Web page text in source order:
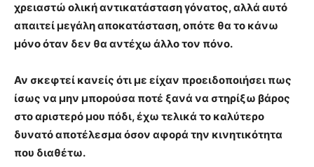
χρειαστώ ολική αντικατάσταση γόνατος, αλλά αυτό
απαιτεί μεγάλη αποκατάσταση, οπότε θα το κάνω
μόνο όταν δεν θα αντέχω άλλο τον πόνο.
Αν σκεφτεί κανείς ότι με είχαν προειδοποιήσει πως
ίσως να μην μπορούσα ποτέ ξανά να στηρίξω βάρος
στο αριστερό μου πόδι, έχω τελικά το καλύτερο
δυνατό αποτέλεσμα όσον αφορά την κινητικότητα
που διαθέτω.